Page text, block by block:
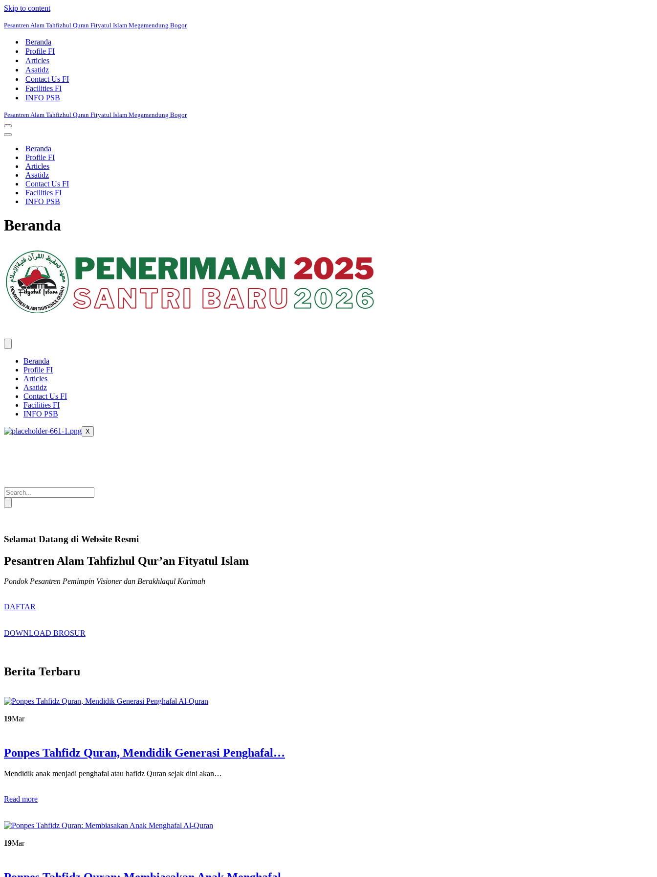
Skip to content
Pesantren Alam Tahfizhul Quran Fityatul Islam Megamendung Bogor
Beranda
Profile FI
Articles
Asatidz
Contact Us FI
Facilities FI
INFO PSB
Pesantren Alam Tahfizhul Quran Fityatul Islam Megamendung Bogor
Navigation
Menu
Navigation
Beranda
Profile FI
Articles
Asatidz
Contact Us FI
Facilities FI
INFO PSB
Beranda
Beranda
Profile FI
Articles
Asatidz
Contact Us FI
Facilities FI
INFO PSB
X
Selamat Datang di Website Resmi
Pesantren Alam Tahfizhul Qur’an Fityatul Islam
Pondok Pesantren Pemimpin Visioner dan Berakhlaqul Karimah
DAFTAR
DOWNLOAD BROSUR
Berita Terbaru
19Mar
Ponpes Tahfidz Quran, Mendidik Generasi Penghafal…
Mendidik anak menjadi penghafal atau hafidz Quran sejak dini akan…
Read more
19Mar